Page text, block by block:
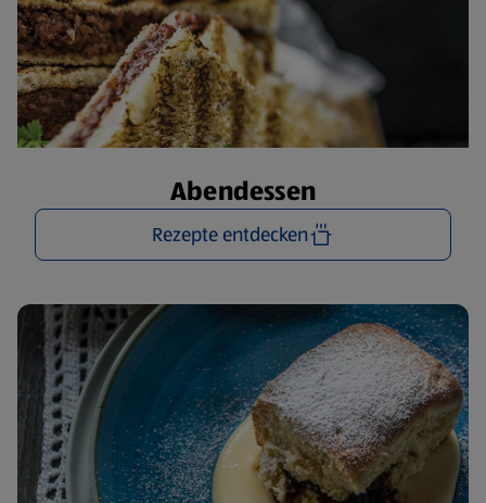
Abendessen
Rezepte entdecken